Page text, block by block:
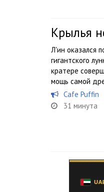
Крылья
Л'ин оказался
гигантского
кратере
мощь самой
Cafe Puffin
31 минута